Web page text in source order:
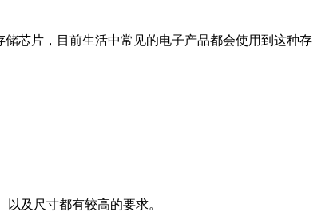
芯片，目前生活中常见的电子产品都会使用到这种存
及尺寸都有较高的要求。